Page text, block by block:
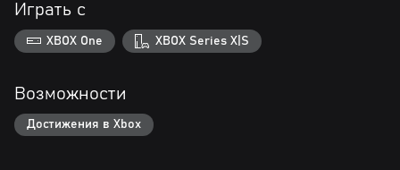
Играть с
XBOX One XBOX Series X|S
Возможности
Достижения в Xbox